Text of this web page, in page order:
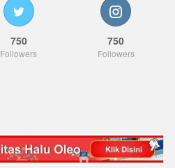
750
Followers
750
Followers